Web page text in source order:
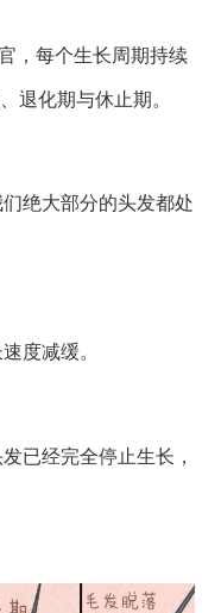
，每个生长周期持续
退化期与休止期。
绝大部分的头发都处
度减缓。
已经完全停止生长，